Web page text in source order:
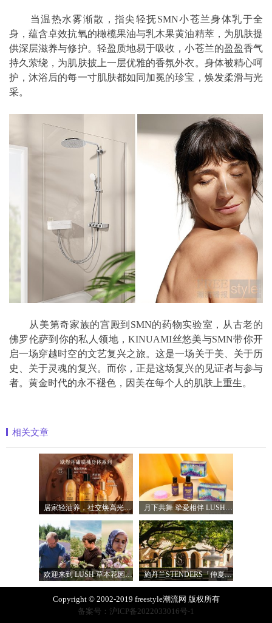
当温热水雾渐散，指尖轻抚SMN小苍兰身体乳于全
身，蕴含卓效抗氧的橄榄果油与乳木果黄油精萃，为肌肤提
供深层滋养与修护。轻盈质地易于吸收，小苍兰的盈盈香气
持久萦绕，为肌肤披上一层优雅的香氛外衣。身体被精心呵
护，沐浴后的每一寸肌肤都如同加冕的珍宝，焕发柔滑与光
采。
从美第奇家族的宫殿到SMN的药物实验室，从古老的
佛罗伦萨到你的私人领地，KINUAMI丝悠美与SMN带你开
启一场穿越时空的文艺复兴之旅。这是一场关于美、关于历
史、关于灵魂的复兴。而你，正是这场复兴的见证者与参与
者。黄金时代的永不褪色，因美在每个人的肌肤上重生。
相关文章
欢迎来到 LUSH 草本花园 让大自然植物力量 施丹兰STENDERS「仲夏永昼花园」限时空间
Copyright © 2002-2019 freestyle潮流网 版权所有
备案号：沪ICP备2022033016号-1